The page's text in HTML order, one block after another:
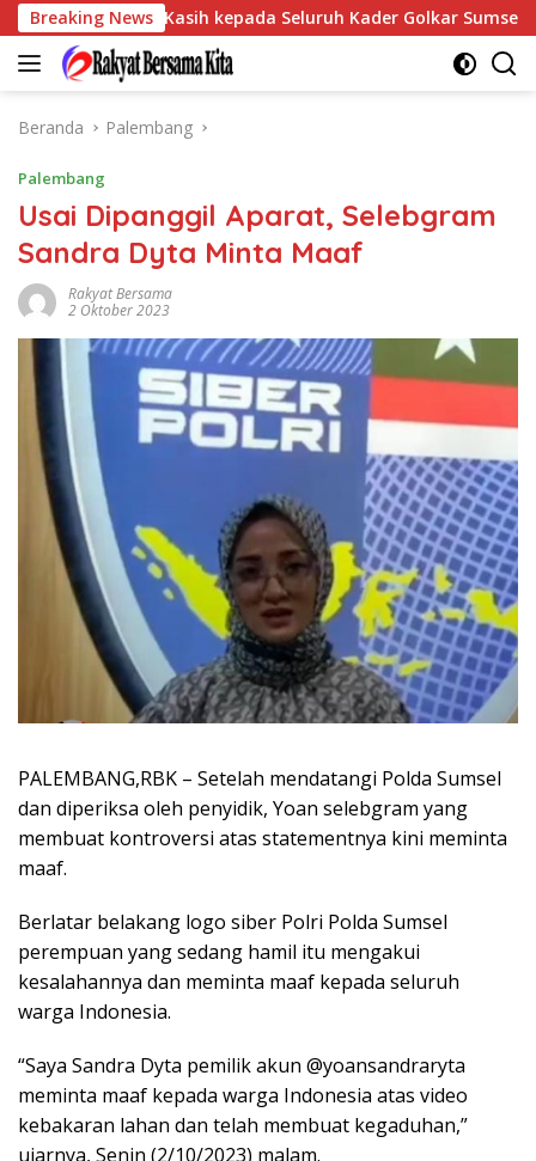
Langsung
ke
konten
Breaking News
Terima Kasih kepada Seluruh Kader Golkar Sumsel
Beranda Palembang
Palembang
Usai Dipanggil Aparat, Selebgram
Sandra Dyta Minta Maaf
Rakyat Bersama
2 Oktober 2023
PALEMBANG,RBK – Setelah mendatangi Polda Sumsel
dan diperiksa oleh penyidik, Yoan selebgram yang
membuat kontroversi atas statementnya kini meminta
maaf.
Berlatar belakang logo siber Polri Polda Sumsel
perempuan yang sedang hamil itu mengakui
kesalahannya dan meminta maaf kepada seluruh
warga Indonesia.
“Saya Sandra Dyta pemilik akun @yoansandraryta
meminta maaf kepada warga Indonesia atas video
kebakaran lahan dan telah membuat kegaduhan,”
ujarnya, Senin (2/10/2023) malam.